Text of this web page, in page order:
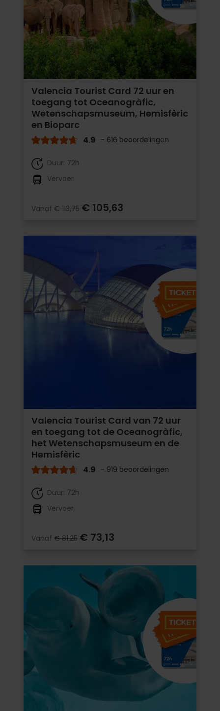
Valencia Tourist Card 72 uur en
toegang tot Oceanogràfic,
Wetenschapsmuseum, Hemisfèric
en Bioparc
4.9 - 616 beoordelingen
Duur: 72h
Vervoer
Vanaf € 113,75 € 105,63
Valencia Tourist Card van 72 uur
en toegang tot de Oceanogràfic,
het Wetenschapsmuseum en de
Hemisfèric
4.9 - 919 beoordelingen
Duur: 72h
Vervoer
Vanaf € 81,25 € 73,13